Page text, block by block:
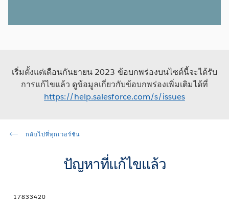
เริ่มตั้งแต่เดือนกันยายน 2023 ข้อบกพร่องบนไซต์นี้จะได้รับ
การแก้ไขแล้ว ดูข้อมูลเกี่ยวกับข้อบกพร่องเพิ่มเติมได้ที่
https://help.salesforce.com/s/issues
กลับไปที่ทุกเวอร์ชัน
ปัญหาที่แก้ไขแล้ว
17833420